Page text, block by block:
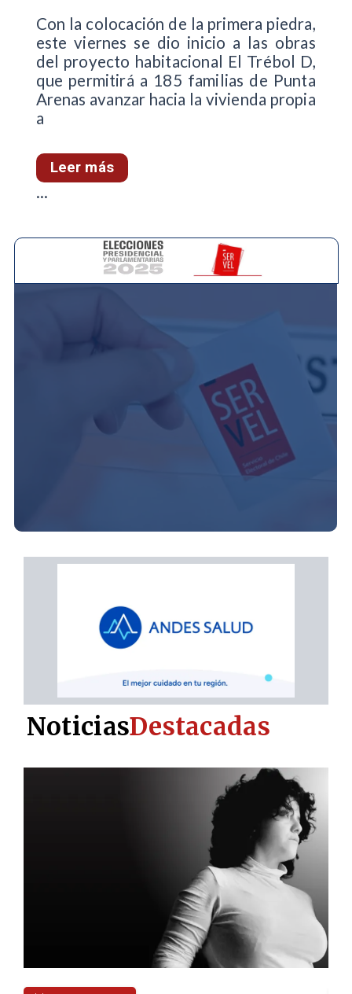
Con la colocación de la primera piedra,
este viernes se dio inicio a las obras
del proyecto habitacional El Trébol D,
que permitirá a 185 familias de Punta
Arenas avanzar hacia la vivienda propia
a
Leer más
...
NoticiasDestacadas